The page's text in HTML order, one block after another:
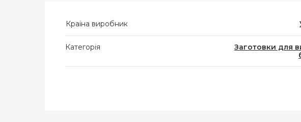
Країна виробник
Категорія
Заготовки для